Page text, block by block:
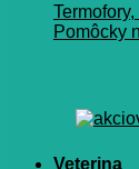
Pomôcky
Veterina